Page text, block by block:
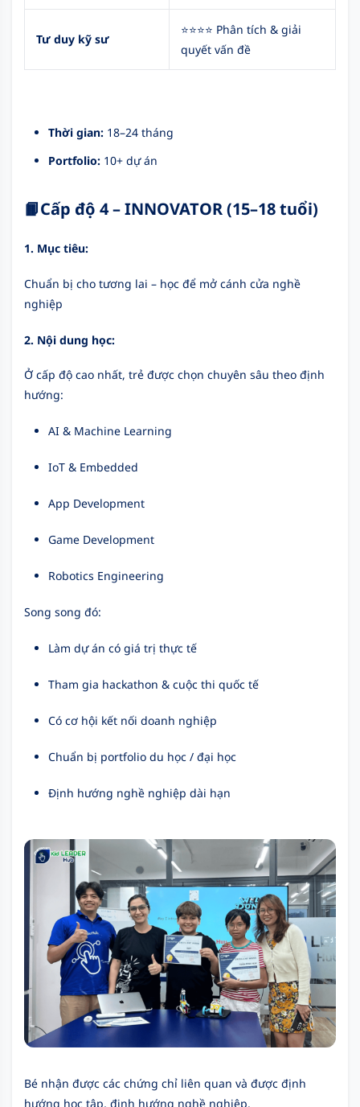
Tư duy kỹ sư
⭐⭐⭐⭐ Phân tích & giải
quyết vấn đề
Thời gian: 18–24 tháng
Portfolio: 10+ dự án
📙Cấp độ 4 – INNOVATOR (15–18 tuổi)
1. Mục tiêu:
Chuẩn bị cho tương lai – học để mở cánh cửa nghề
nghiệp
2. Nội dung học:
Ở cấp độ cao nhất, trẻ được chọn chuyên sâu theo định
hướng:
AI & Machine Learning
IoT & Embedded
App Development
Game Development
Robotics Engineering
Song song đó:
Làm dự án có giá trị thực tế
Tham gia hackathon & cuộc thi quốc tế
Có cơ hội kết nối doanh nghiệp
Chuẩn bị portfolio du học / đại học
Định hướng nghề nghiệp dài hạn
Bé nhận được các chứng chỉ liên quan và được định
hướng học tập, định hướng nghề nghiệp.